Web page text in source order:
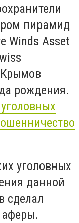
пирамид
Winds Asset
рождения.
уголовных
данной
сделал
аферы.